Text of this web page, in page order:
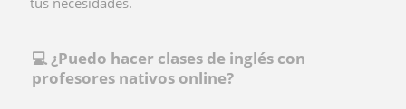
💻 ¿Puedo hacer clases de inglés con
profesores nativos online?